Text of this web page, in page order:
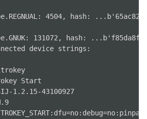
4504, hash:
131072, hash:
device strings:
Start
1.2.15-43100927